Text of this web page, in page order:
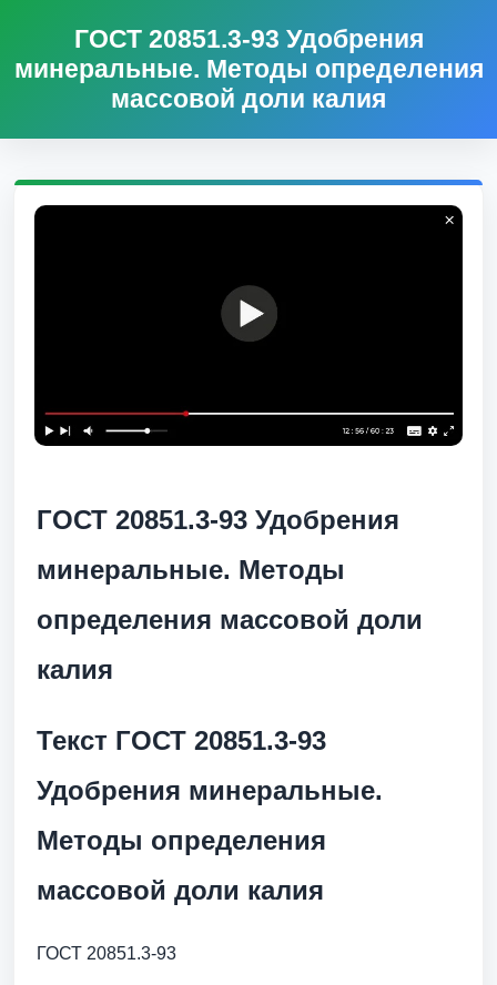
ГОСТ 20851.3-93 Удобрения
минеральные. Методы определения
массовой доли калия
ГОСТ 20851.3-93 Удобрения
минеральные. Методы
определения массовой доли
калия
Текст ГОСТ 20851.3-93
Удобрения минеральные.
Методы определения
массовой доли калия
ГОСТ 20851.3-93